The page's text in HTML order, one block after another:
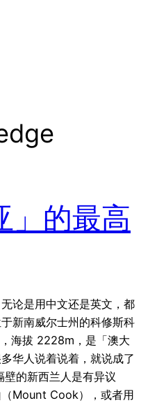
」的最高
论是用中文还是英文，都
新南威尔士州的科修斯科
海拔 2228m，是「澳大
华人说着说着，就说成了
壁的新西兰人是有异议
Mount Cook），或者用